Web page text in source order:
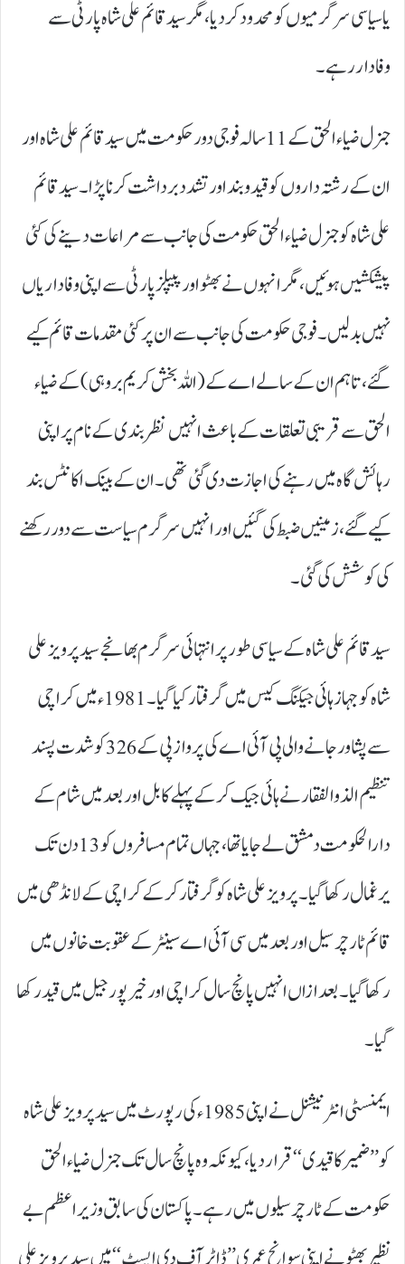
یا سیاسی سرگرمیوں کو محدود کر دیا، مگر سید قائم علی شاہ پارٹی سے
وفادار رہے۔
جنرل ضیاء الحق کے 11سالہ فوجی دور حکومت میں سید قائم علی شاہ اور
ان کے رشتہ داروں کو قید و بند اور تشدد برداشت کرنا پڑا۔ سید قائم
علی شاہ کو جنرل ضیاء الحق حکومت کی جانب سے مراعات دینے کی کئی
پیشکشیں ہوئیں، مگر انہوں نے بھٹو اور پیپلز پارٹی سے اپنی وفاداریاں
نہیں بدلیں۔ فوجی حکومت کی جانب سے ان پر کئی مقدمات قائم کیے
گئے، تاہم ان کے سالے اے کے ( اللہ بخش کریم بروہی) کے ضیاء
الحق سے قریبی تعلقات کے باعث انہیں نظربندی کے نام پر اپنی
رہائش گاہ میں رہنے کی اجازت دی گئی تھی۔ ان کے بینک اکانٹس بند
کیے گئے، زمینیں ضبط کی گئیں اور انہیں سرگرم سیاست سے دور رکھنے
کی کوشش کی گئی۔
سید قائم علی شاہ کے سیاسی طور پر انتہائی سرگرم بھانجے سید پرویز علی
شاہ کو جہاز ہائی جیکنگ کیس میں گرفتار کیا گیا۔ 1981ء میں کراچی
سے پشاور جانے والی پی آئی اے کی پرواز پی کے 326کو شدت پسند
تنظیم الذوالفقار نے ہائی جیک کرکے پہلے کابل اور بعد میں شام کے
دارالحکومت دمشق لے جایا تھا، جہاں تمام مسافروں کو 13دن تک
یرغمال رکھا گیا۔ پرویز علی شاہ کو گرفتار کرکے کراچی کے لانڈھی میں
قائم ٹارچر سیل اور بعد میں سی آئی اے سینٹر کے عقوبت خانوں میں
رکھا گیا۔ بعد ازاں انہیں پانچ سال کراچی اور خیرپور جیل میں قید رکھا
گیا۔
ایمنسٹی انٹرنیشنل نے اپنی 1985ء کی رپورٹ میں سید پرویز علی شاہ
کو ’’ ضمیر کا قیدی‘‘ قرار دیا، کیونکہ وہ پانچ سال تک جنرل ضیاء الحق
حکومت کے ٹارچر سیلوں میں رہے۔ پاکستان کی سابق وزیراعظم بے